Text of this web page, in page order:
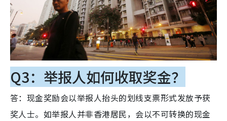
Q3：举报人如何收取奖金？
答：现金奖励会以举报人抬头的划线支票形式发放予获
奖人士。如举报人并非香港居民，会以不可转换的现金